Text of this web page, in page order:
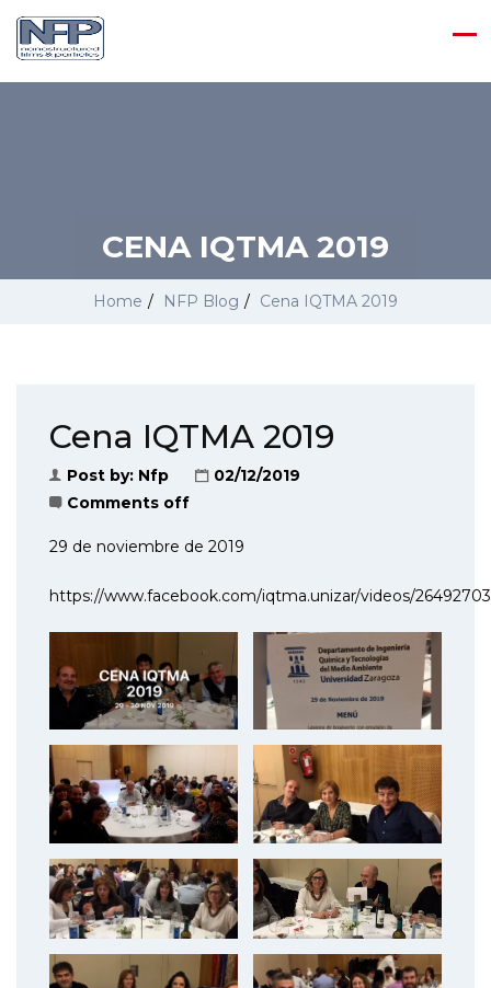
CENA IQTMA 2019
Home / NFP Blog / Cena IQTMA 2019
Cena IQTMA 2019
Post by: Nfp
02/12/2019
Comments off
29 de noviembre de 2019
https://www.facebook.com/iqtma.unizar/videos/